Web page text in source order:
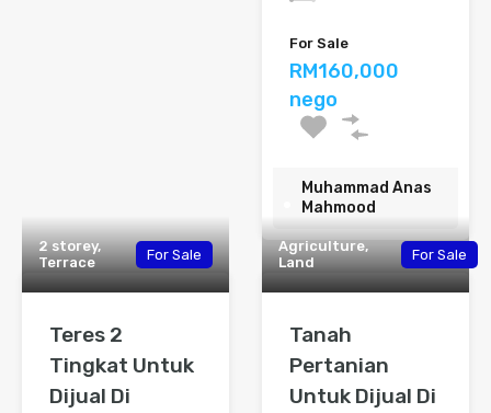
For Sale
RM160,000
nego
Muhammad Anas
Mahmood
2 storey,
Terrace
For Sale
Teres 2
Tingkat Untuk
Dijual Di
Agriculture,
Land
For Sale
Tanah
Pertanian
Untuk Dijual Di